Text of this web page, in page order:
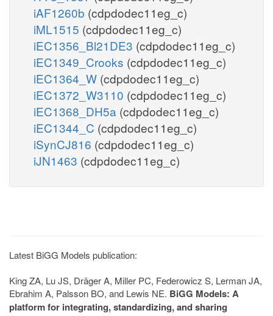
iAF1260b (cdpdodec11eg_c)
iML1515 (cdpdodec11eg_c)
iEC1356_Bl21DE3 (cdpdodec11eg_c)
iEC1349_Crooks (cdpdodec11eg_c)
iEC1364_W (cdpdodec11eg_c)
iEC1372_W3110 (cdpdodec11eg_c)
iEC1368_DH5a (cdpdodec11eg_c)
iEC1344_C (cdpdodec11eg_c)
iSynCJ816 (cdpdodec11eg_c)
iJN1463 (cdpdodec11eg_c)
Latest BiGG Models publication:
King ZA, Lu JS, Dräger A, Miller PC, Federowicz S, Lerman JA,
Ebrahim A, Palsson BO, and Lewis NE. BiGG Models: A
platform for integrating, standardizing, and sharing